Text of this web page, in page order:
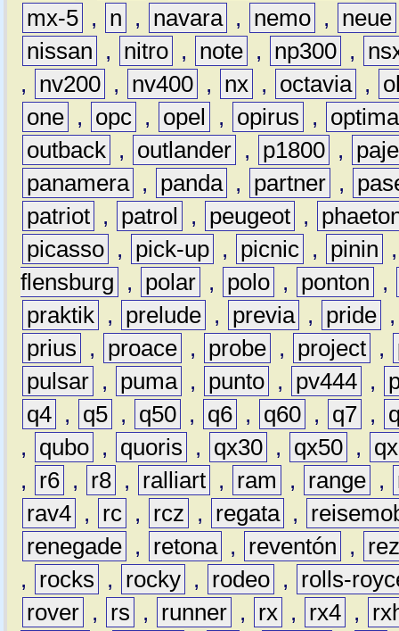
mx-5 , n , navara , nemo , neue
nissan
, nitro , note , np300 ,
,
nv200 , nv400 , nx , octavia ,
one , opc , opel , opirus ,
optima
outback , outlander , p1800 ,
panamera , panda , partner ,
patriot , patrol , peugeot ,
picasso , pick-up , picnic , pinin
flensburg
, polar , polo , ponton
,
praktik , prelude , previa , pride
prius
, proace , probe , project ,
pulsar , puma , punto , pv444 ,
q4 , q5 , q50 , q6 , q60 , q7 ,
,
qubo , quoris , qx30 , qx50 ,
,
r6 , r8 , ralliart , ram , range ,
rav4 , rc , rcz , regata ,
renegade , retona , reventón ,
,
rocks , rocky , rodeo ,
rolls-
rover , rs , runner , rx , rx4 ,